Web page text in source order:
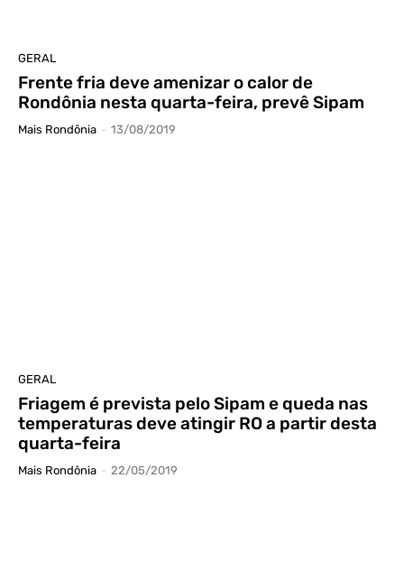
GERAL
Frente fria deve amenizar o calor de
Rondônia nesta quarta-feira, prevê Sipam
Mais Rondônia - 13/08/2019
GERAL
Friagem é prevista pelo Sipam e queda nas
temperaturas deve atingir RO a partir desta
quarta-feira
Mais Rondônia - 22/05/2019